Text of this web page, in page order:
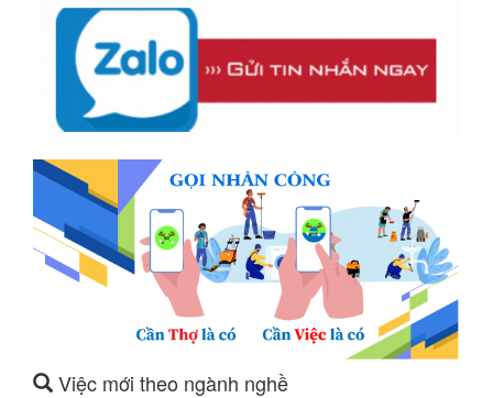
Việc mới theo ngành nghề